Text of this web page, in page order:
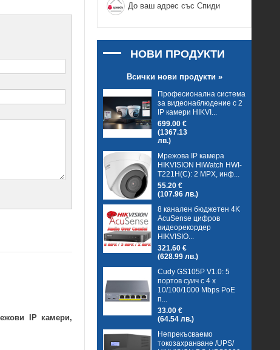
IP камери,
До ваш адрес със Спиди
НОВИ ПРОДУКТИ
Всички нови продукти »
Професионална система
за видеонаблюдение с 2
IP камери HIKVI...
699.00 €
(1367.13
лв.)
Мрежова IP камера
HIKVISION HiWatch HWI-
T221H(C): 2 MPX, инф...
55.20 €
(107.96 лв.)
8 канален бюджетен 4K
AcuSense цифров
видеорекордер
HIKVISIO...
321.60 €
(628.99 лв.)
Cudy GS105P V1.0: 5
портов суич с 4 x
10/100/1000 Mbps PoE
п...
33.00 €
(64.54 лв.)
Непрекъсваемо
токозахранване /UPS/